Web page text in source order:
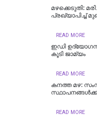
മഴക്കെടുതി:
പ്രഖ്യാപിച്ച്
READ MORE
ഇഡി
കൂടി ജാമ്യം
READ MORE
കനത്ത മഴ:
READ MORE